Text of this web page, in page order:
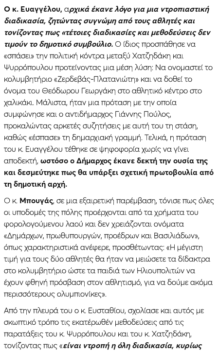
Ο κ. Ευαγγέλου, αρχικά έκανε λόγο για μια ντροπιαστική
διαδικασία, ζητώντας συγνώμη από τους αθλητές και
τονίζοντας πως «τέτοιες διαδικασίες και μεθοδεύσεις δεν
τιμούν το δημοτικό συμβούλιο. Ο ίδιος προσπάθησε να
«σπάσει» την πολιτική κόντρα μεταξύ Χατζηδάκη και
Ψυρρόπουλου προτείνοντας μια μέση λύση: Να ονομαστεί το
κολυμβητήριο «Ζερδεβάς-Πλατανιώτη» και να δοθεί το
όνομα του Θεόδωρου Γεωργάκη στο αθλητικό κέντρο στο
χαλικάκι. Μάλιστα, ήταν μια πρόταση με την οποία
συμφώνησε και ο αντιδήμαρχος Γιάννης Πούλος,
προκαλώντας αρκετές συζητήσεις με αυτή του τη στάση,
καθώς «έσπασε» τη δημαρχιακή γραμμή. Τελικά, η πρόταση
του κ. Ευαγγέλου τέθηκε σε ψηφοφορία χωρίς να γίνει
αποδεκτή, ωστόσο ο Δήμαρχος έκανε δεκτή την ουσία της
και δεσμεύτηκε πως θα υπάρξει σχετική πρωτοβουλία από
τη δημοτική αρχή.
Ο κ. Μπουγάς, σε μια εξαιρετική παρέμβαση, τόνισε πως όλες
οι υποδομές της πόλης προέρχονται από τα χρήματα του
φορολογούμενου λαού και δεν χρειάζονται ονόματα
«Δημάρχων, πρωθυπουργών, προέδρων και Βασιλιάδων»,
όπως χαρακτηριστικά ανέφερε, προσθέτωντας: «Η μέγιστη
τιμή για τους δύο αθλητές θα ήταν να μειώσετε τα δίδακτρα
στο κολυμβητήριο ώστε τα παιδιά των Ηλιουπολιτών να
έχουν φθηνή πρόσβαση στον αθλητισμό, για να δούμε ακόμα
περισσότερους ολυμπιονίκες».
Από την πλευρά του ο κ. Ευσταθίου, σχολίασε και αυτός με
σκωπτικό τρόπο τις εκατέρωθέν μεθοδεύσεις από τις
παρατάξεις του κ. Ψυρρόπουλου και του κ. Χατζηδάκη,
τονίζοντας πως «είναι ντροπή η όλη διαδικασία, κυρίως